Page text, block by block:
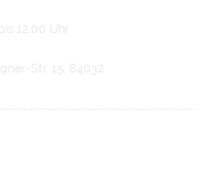
Str. 15, 84032